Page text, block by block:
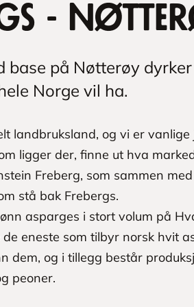
-
base på Nøtterøy
Norge vil ha.
landbruksland, og vi er
ligger der, finne ut hva
Freberg, som sammen
stå bak Frebergs.
asparges i stort volum på
de eneste som tilbyr norsk hvit
dem, og i tillegg består
peoner.